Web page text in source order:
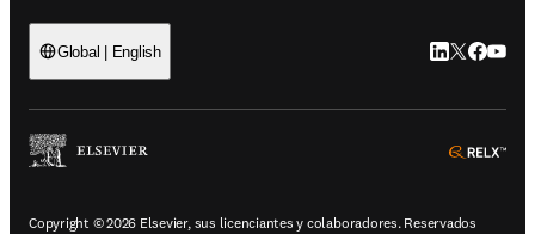
Global | English LinkedIn se
Twitter se
Copyright © 2026 Elsevier, sus licenciantes y colaboradores. Reservados